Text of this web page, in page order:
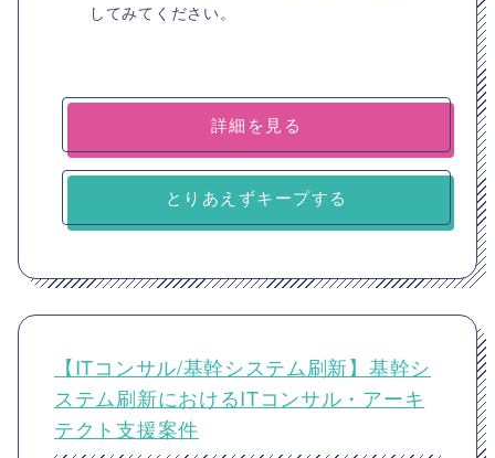
してみてください。
詳細を見る
とりあえずキープする
【ITコンサル/基幹システム刷新】基幹シ
ステム刷新におけるITコンサル・アーキ
テクト支援案件